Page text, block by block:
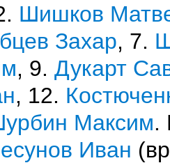
Шишков
Захар, 7.
, 9. Дукарт
, 12.
Максим.
Иван